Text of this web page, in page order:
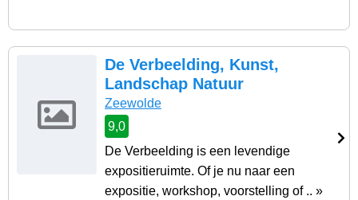
De Verbeelding, Kunst,
Landschap Natuur
Zeewolde
9,0
De Verbeelding is een levendige
expositieruimte. Of je nu naar een
expositie, workshop, voorstelling of .. »